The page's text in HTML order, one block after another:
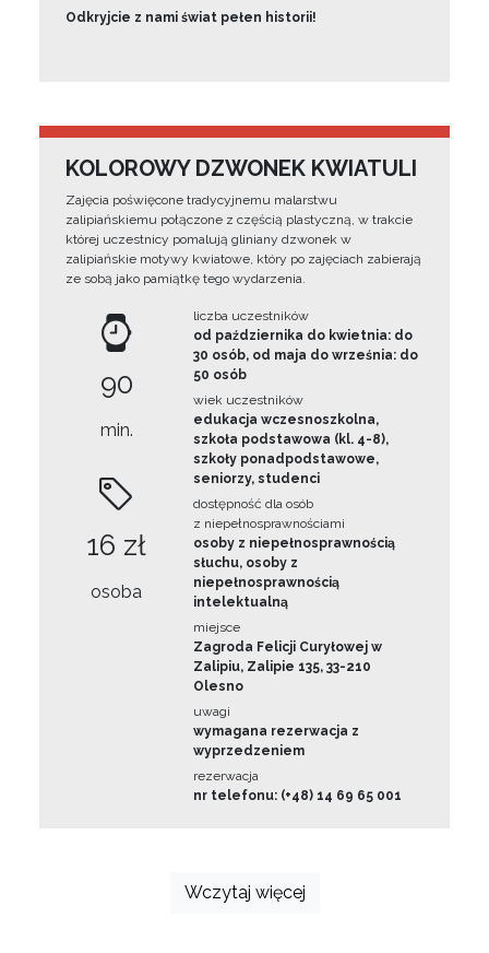
Odkryjcie z nami świat pełen historii!
KOLOROWY DZWONEK KWIATULI
Zajęcia poświęcone tradycyjnemu malarstwu
zalipiańskiemu połączone z częścią plastyczną, w trakcie
której uczestnicy pomalują gliniany dzwonek w
zalipiańskie motywy kwiatowe, który po zajęciach zabierają
ze sobą jako pamiątkę tego wydarzenia.
90
min.
16 zł
osoba
liczba uczestników
od października do kwietnia: do
30 osób, od maja do września: do
50 osób
wiek uczestników
edukacja wczesnoszkolna,
szkoła podstawowa (kl. 4-8),
szkoły ponadpodstawowe,
seniorzy, studenci
dostępność dla osób
z niepełnosprawnościami
osoby z niepełnosprawnością
słuchu, osoby z
niepełnosprawnością
intelektualną
miejsce
Zagroda Felicji Curyłowej w
Zalipiu, Zalipie 135, 33-210
Olesno
uwagi
wymagana rezerwacja z
wyprzedzeniem
rezerwacja
nr telefonu: (+48) 14 69 65 001
Wczytaj więcej